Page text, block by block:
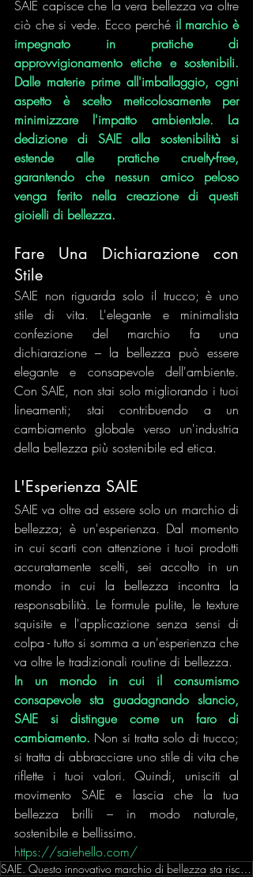
SAIE capisce che la vera bellezza va oltre
ciò che si vede. Ecco perché il marchio è
impegnato in pratiche di
approvvigionamento etiche e sostenibili.
Dalle materie prime all'imballaggio, ogni
aspetto è scelto meticolosamente per
minimizzare l'impatto ambientale. La
dedizione di SAIE alla sostenibilità si
estende alle pratiche cruelty-free,
garantendo che nessun amico peloso
venga ferito nella creazione di questi
gioielli di bellezza.
Fare Una Dichiarazione con
Stile
SAIE non riguarda solo il trucco; è uno
stile di vita. L'elegante e minimalista
confezione del marchio fa una
dichiarazione – la bellezza può essere
elegante e consapevole dell'ambiente.
Con SAIE, non stai solo migliorando i tuoi
lineamenti; stai contribuendo a un
cambiamento globale verso un'industria
della bellezza più sostenibile ed etica.
L'Esperienza SAIE
SAIE va oltre ad essere solo un marchio di
bellezza; è un'esperienza. Dal momento
in cui scarti con attenzione i tuoi prodotti
accuratamente scelti, sei accolto in un
mondo in cui la bellezza incontra la
responsabilità. Le formule pulite, le texture
squisite e l'applicazione senza sensi di
colpa - tutto si somma a un'esperienza che
va oltre le tradizionali routine di bellezza.
In un mondo in cui il consumismo
consapevole sta guadagnando slancio,
SAIE si distingue come un faro di
cambiamento. Non si tratta solo di trucco;
si tratta di abbracciare uno stile di vita che
riflette i tuoi valori. Quindi, unisciti al
movimento SAIE e lascia che la tua
bellezza brilli – in modo naturale,
sostenibile e bellissimo.
https://saiehello.com/
SAIE. Questo innovativo marchio di bellezza sta riscrivendo le regole con un impegno per prodotti di